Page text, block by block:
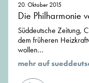
20. Oktober 2015
Die Philharmonie
Süddeutsche Zeitung,
dem früheren
wollen...
mehr auf